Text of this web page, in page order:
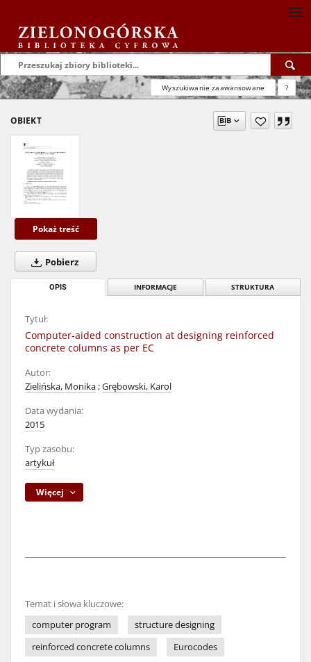
Wyszukiwanie zaawansowane ?
OBIEKT
Pokaż treść
Pobierz
OPIS INFORMACJE STRUKTURA
Tytuł:
Computer-aided construction at designing reinforced
concrete columns as per EC
Autor:
Zielińska, Monika;Grębowski, Karol
Data wydania:
2015
Typ zasobu:
artykuł
Więcej
Temat i słowa kluczowe:
computer program
structure designing
reinforced concrete columns
Eurocodes